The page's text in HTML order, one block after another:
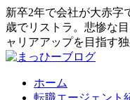
新卒2年で会社が大赤字
歳でリストラ。悲惨な
ャリアアップを目指す
ホーム
転職エージェント